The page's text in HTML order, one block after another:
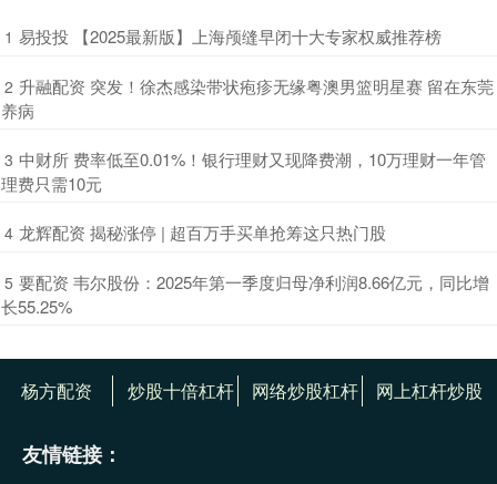
1 ​易投投 【2025最新版】上海颅缝早闭十大专家权威推荐榜
2 ​升融配资 突发！徐杰感染带状疱疹无缘粤澳男篮明星赛 留在东莞
养病
3 ​中财所 费率低至0.01%！银行理财又现降费潮，10万理财一年管
理费只需10元
4 ​龙辉配资 揭秘涨停 | 超百万手买单抢筹这只热门股
5 ​要配资 韦尔股份：2025年第一季度归母净利润8.66亿元，同比增
长55.25%
杨方配资 炒股十倍杠杆 网络炒股杠杆 网上杠杆炒股
友情链接：